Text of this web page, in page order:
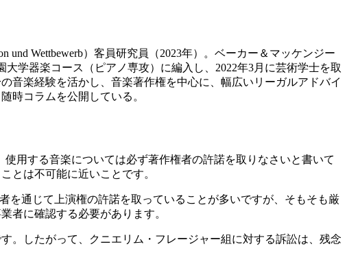
Wettbewerb）客員研究員（2023年）。ベーカー＆マッケンジー
学器楽コース（ピアノ専攻）に編入し、2022年3月に芸術学士を取
音楽経験を活かし、音楽著作権を中心に、幅広いリーガルアドバイ
時コラムを公開している。
使用する音楽については必ず著作権者の許諾を取りなさいと書いて
とは不可能に近いことです。
を通じて上演権の許諾を取っていることが多いですが、そもそも厳
者に確認する必要があります。
。したがって、クニエリム・フレージャー組に対する訴訟は、残念